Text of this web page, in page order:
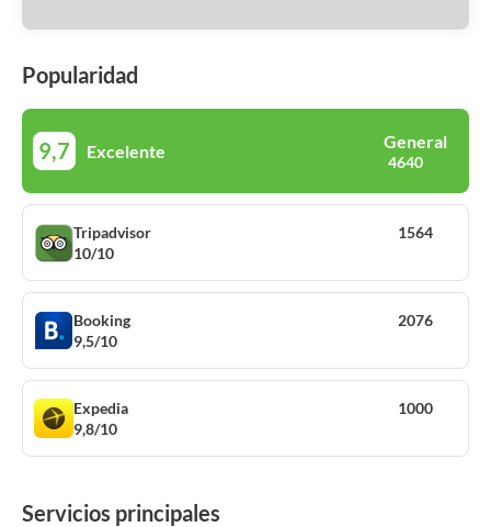
Popularidad
9,7 Excelente General
4640
Tripadvisor
10/10
1564
Booking
9,5/10
2076
Expedia
9,8/10
1000
Servicios principales